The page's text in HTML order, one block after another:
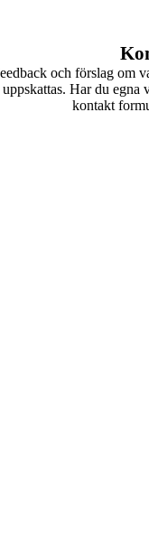
och förslag om
uppskattas. Har du egna
kontakt